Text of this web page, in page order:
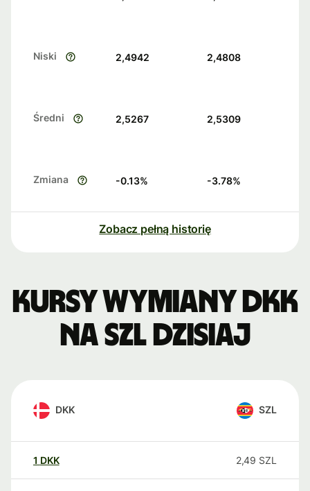
Niski 2,4942 2,4808
Średni 2,5267 2,5309
Zmiana -0.13% -3.78%
Zobacz pełną historię
Kursy wymiany DKK
na SZL dzisiaj
DKK SZL
1 DKK 2,49 SZL